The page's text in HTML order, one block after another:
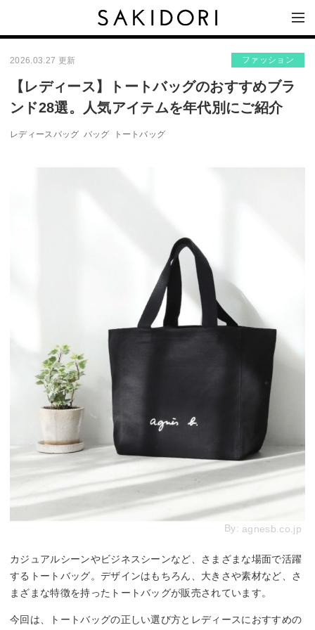
2026.03.27 更新 ファッション
【レディース】トートバッグのおすすめブラ
ンド28選。人気アイテムを年代別にご紹介
レディースバッグ バッグ トートバッグ
By: agnesb.co.jp
カジュアルシーンやビジネスシーンなど、さまざまな場面で活躍
するトートバッグ。デザインはもちろん、大きさや素材など、さ
まざまな特徴を持ったトートバッグが販売されています。
今回は、トートバッグの正しい選び方とレディースにおすすめの